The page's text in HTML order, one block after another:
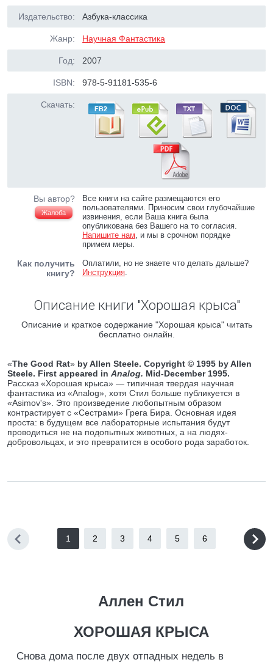
Издательство: Азбука-классика
Жанр: Научная Фантастика
Год: 2007
ISBN: 978-5-91181-535-6
Скачать:
Вы автор?
Жалоба
Все книги на сайте размещаются его
пользователями. Приносим свои глубочайшие
извинения, если Ваша книга была
опубликована без Вашего на то согласия.
Напишите нам, и мы в срочном порядке
примем меры.
Как получить
книгу?
Оплатили, но не знаете что делать дальше?
Инструкция.
Описание книги "Хорошая крыса"
Описание и краткое содержание "Хорошая крыса" читать
бесплатно онлайн.
«The Good Rat» by Allen Steele. Copyright © 1995 by Allen
Steele. First appeared in Analog. Mid-December 1995.
Рассказ «Хорошая крыса» — типичная твердая научная
фантастика из «Analog», хотя Стил больше публикуется в
«Asimov's». Это произведение любопытным образом
контрастирует с «Сестрами» Грега Бира. Основная идея
проста: в будущем все лабораторные испытания будут
проводиться не на подопытных животных, а на людях-
добровольцах, и это превратится в особого рода заработок.
1 2 3 4 5 6
Аллен Стил
ХОРОШАЯ КРЫСА
Снова дома после двух отпадных недель в